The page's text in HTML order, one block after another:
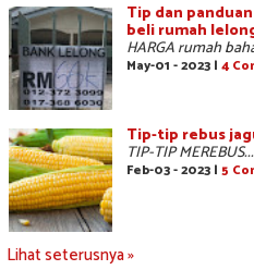
Tip dan
beli rumah
HARGA rumah
May-01 - 2023 | 4
Tip-tip rebus
TIP-TIP MEREBUS...
Feb-03 - 2023 | 5
Lihat seterusnya »